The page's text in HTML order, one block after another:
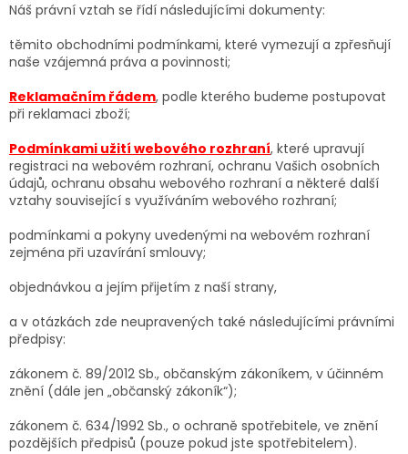
Náš právní vztah se řídí následujícími dokumenty:
těmito obchodními podmínkami, které vymezují a zpřesňují
naše vzájemná práva a povinnosti;
Reklamačním řádem, podle kterého budeme postupovat
při reklamaci zboží;
Podmínkami užití webového rozhraní, které upravují
registraci na webovém rozhraní, ochranu Vašich osobních
údajů, ochranu obsahu webového rozhraní a některé další
vztahy související s využíváním webového rozhraní;
podmínkami a pokyny uvedenými na webovém rozhraní
zejména při uzavírání smlouvy;
objednávkou a jejím přijetím z naší strany,
a v otázkách zde neupravených také následujícími právními
předpisy:
zákonem č. 89/2012 Sb., občanským zákoníkem, v účinném
znění (dále jen „občanský zákoník“);
zákonem č. 634/1992 Sb., o ochraně spotřebitele, ve znění
pozdějších předpisů (pouze pokud jste spotřebitelem).